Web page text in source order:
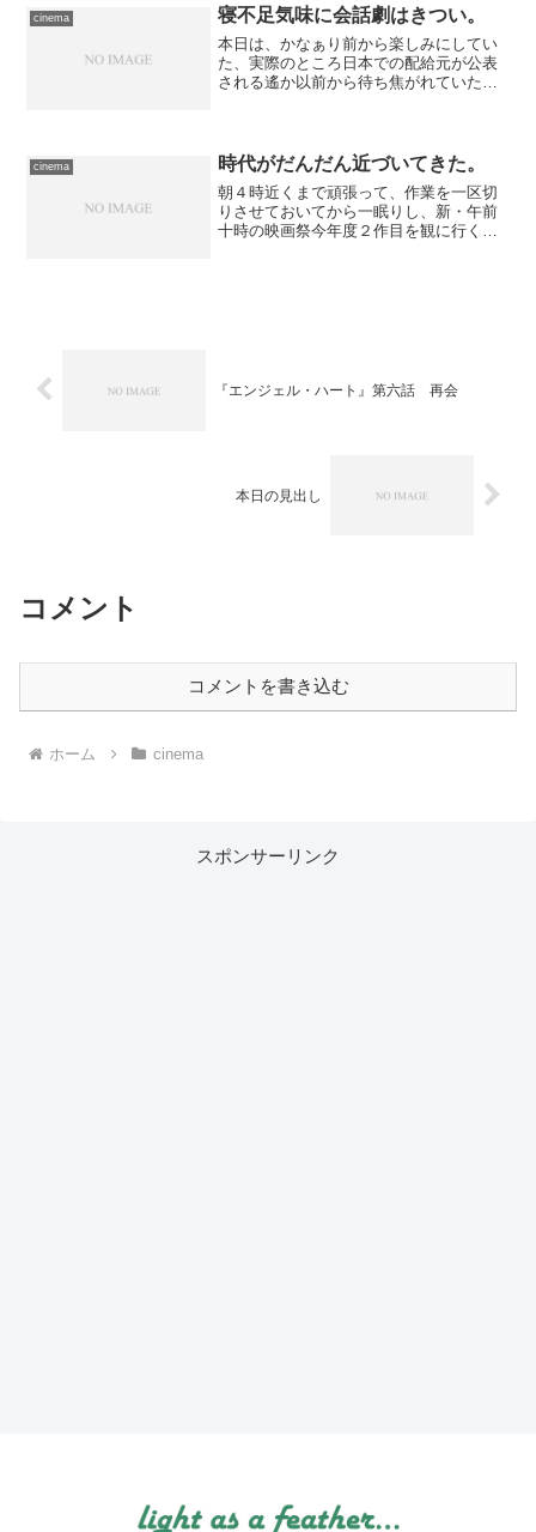
で映画を観るか、と思ったのですが、当
日が近づきスケ...
cinema 寝不足気味に会話劇はきつい。
本日は、かなぁり前から楽しみにしてい
た、実際のところ日本での配給元が公表
される遙か以前から待ち焦がれていた作
な状態で観に行く羽目にな...
cinema 時代がだんだん近づいてきた。
朝４時近くまで頑張って、作業を一区切
りさせておいてから一眠りし、新・午前
十時の映画祭今年度２作目を観に行くた
『エンジェル・ハート』第六話 再会
本日の見出し
コメント
コメントを書き込む
ホーム cinema
スポンサーリンク